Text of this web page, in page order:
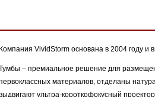
Компания VividStorm основана в 2004 году
– премиальное решение для
материалов, отделаны
ультра-короткофокусный